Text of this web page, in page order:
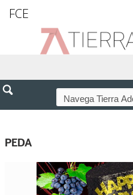
FCE
PEDA